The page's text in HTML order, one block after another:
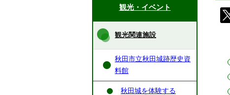
観光・イベント
観光関連施設
秋田市立秋田城跡歴史資
料館
秋田城を体験する